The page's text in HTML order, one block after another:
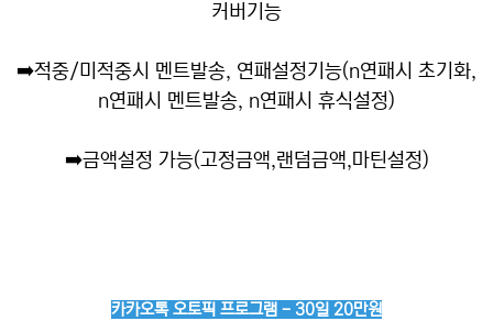
커버기능
➡️적중/미적중시 멘트발송, 연패설정기능(n연패시 초기화,
n연패시 멘트발송, n연패시 휴식설정)
➡️금액설정 가능(고정금액,랜덤금액,마틴설정)
카카오톡 오토픽 프로그램 - 30일 20만원